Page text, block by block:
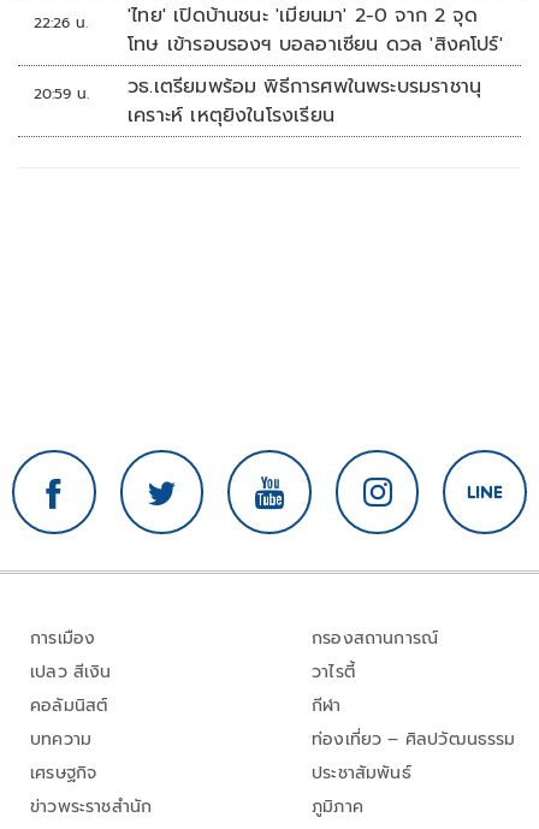
22:26 น.
'ไทย' เปิดบ้านชนะ 'เมียนมา' 2-0 จาก 2 จุด
โทษ เข้ารอบรองฯ บอลอาเซียน ดวล 'สิงคโปร์'
20:59 น.
วธ.เตรียมพร้อม พิธีการศพในพระบรมราชานุ
เคราะห์ เหตุยิงในโรงเรียน
การเมือง
เปลว สีเงิน
คอลัมนิสต์
บทความ
เศรษฐกิจ
ข่าวพระราชสำนัก
กรองสถานการณ์
วาไรตี้
กีฬา
ท่องเที่ยว – ศิลปวัฒนธรรม
ประชาสัมพันธ์
ภูมิภาค